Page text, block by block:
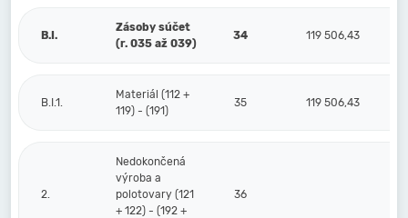
B.I.
Zásoby súčet
(r. 035 až 039)
34 119 506,43
B.I.1.
Materiál (112 +
119) - (191)
35 119 506,43
2.
Nedokončená
výroba a
polotovary (121
+ 122) - (192 +
36